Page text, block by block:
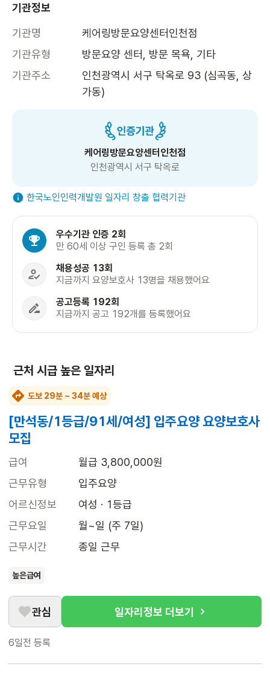
기관정보
기관명
케어링방문요양센터인천점
기관유형
방문요양 센터, 방문 목욕, 기타
기관주소
인천광역시 서구 탁옥로 93 (심곡동, 상
가동)
케어링방문요양센터인천점
인천광역시 서구 탁옥로
한국노인인력개발원 일자리 창출 협력기관
우수기관 인증 2회
만 60세 이상 구인 등록 총 2회
채용성공 13회
지금까지 요양보호사 13명을 채용했어요
공고등록 192회
지금까지 공고 192개를 등록했어요
근처 시급 높은 일자리
도보 29분 ~ 34분 예상
[만석동/1등급/91세/여성] 입주요양 요양보호사
모집
급여
월급 3,800,000원
근무유형
입주요양
어르신정보
여성 · 1등급
근무요일
월~일 (주 7일)
근무시간
종일 근무
높은급여
관심 일자리정보 더보기
6일전 등록